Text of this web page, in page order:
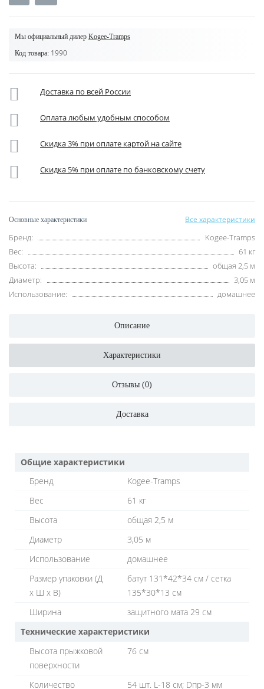
Мы официальный дилер Kogee-Tramps
Код товара: 1990
Доставка по всей России
Оплата любым удобным способом
Скидка 3% при оплате картой на сайте
Скидка 5% при оплате по банковскому счету
Основные характеристики Все характеристики
Бренд:
Kogee-Tramps
Вес:
61 кг
Высота:
общая 2,5 м
Диаметр:
3,05 м
Использование:
домашнее
Описание
Характеристики
Отзывы (0)
Доставка
Общие характеристики
Бренд
Kogee-Tramps
Вес
61 кг
Высота
общая 2,5 м
Диаметр
3,05 м
Использование
домашнее
Размер упаковки (Д
х Ш х В)
батут 131*42*34 см / сетка
135*30*13 см
Ширина
защитного мата 29 см
Технические характеристики
Высота прыжковой
поверхности
76 см
Количество
54 шт. L-18 см; Dпр-3 мм